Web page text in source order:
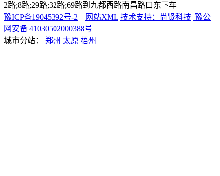
2路;8路;29路;32路;69路到九都西路南昌路口东下车
豫ICP备19045392号-2
网站XML 技术支持：尚贤科技 豫公
网安备 41030502000388号
城市分站：
郑州 太原 梧州